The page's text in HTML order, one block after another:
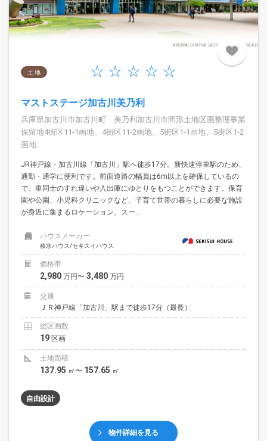
土 地
マストステージ加古川美乃利
兵庫県加古川市加古川町 美乃利加古川市間形土地区画整理事業
保留地4街区11-1画地、4街区11-2画地、5街区1-1画地、5街区1-2
画地
JR神戸線・加古川線「加古川」駅へ徒歩17分。新快速停車駅のため、
通勤・通学に便利です。前面道路の幅員は6m以上を確保しているの
で、車同士のすれ違いや入出庫にゆとりをもつことができます。保育
園や公園、小児科クリニックなど、子育て世帯の暮らしに必要な施設
が身近に集まるロケーション。スー...
ハウスメーカー
積水ハウス/セキスイハウス
価格帯
2,980 万円〜 3,480 万円
交通
ＪＲ神戸線「加古川」駅まで徒歩17分（最長）
総区画数
19 区画
土地面積
137.95 ㎡〜 157.65 ㎡
自由設計
物件詳細を見る